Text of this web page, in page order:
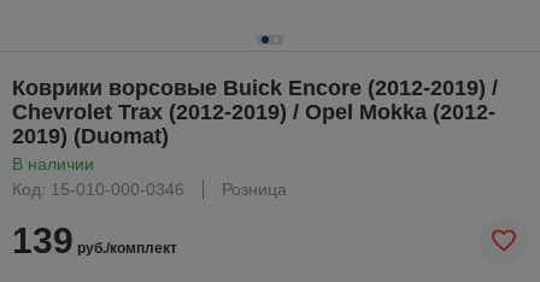
Коврики ворсовые Buick Encore (2012-2019) /
Chevrolet Trax (2012-2019) / Opel Mokka (2012-
2019) (Duomat)
В наличии
Код: 15-010-000-0346
Розница
139 руб./комплект